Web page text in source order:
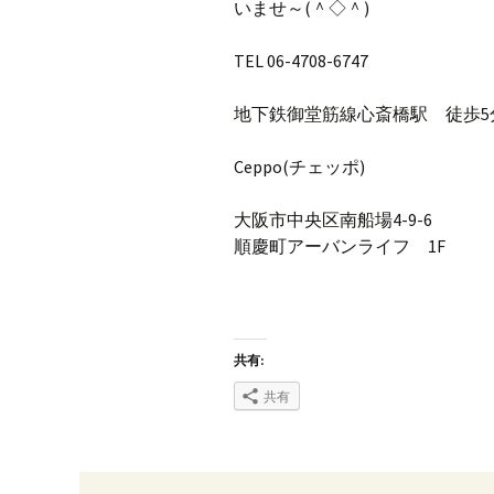
いませ～(＾◇＾)
TEL 06-4708-6747
地下鉄御堂筋線心斎橋駅 徒歩5
Ceppo(チェッポ)
大阪市中央区南船場4-9-6
順慶町アーバンライフ 1F
共有:
共有